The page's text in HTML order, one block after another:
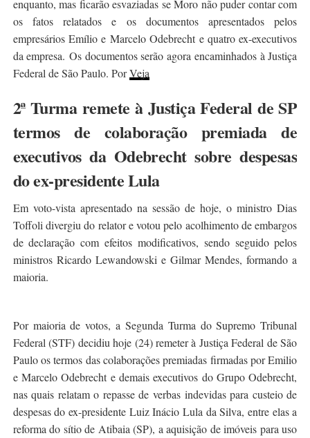
enquanto, mas ficarão esvaziadas se Moro não puder contar com
os fatos relatados e os documentos apresentados pelos
empresários Emílio e Marcelo Odebrecht e quatro ex-executivos
da empresa. Os documentos serão agora encaminhados à Justiça
Federal de São Paulo. PorVeja
2ª Turma remete à Justiça Federal de SP
termos de colaboração premiada de
executivos da Odebrecht sobre despesas
do ex-presidente Lula
Em voto-vista apresentado na sessão de hoje, o ministro Dias
Toffoli divergiu do relator e votou pelo acolhimento de embargos
de declaração com efeitos modificativos, sendo seguido pelos
ministros Ricardo Lewandowski e Gilmar Mendes, formando a
maioria.
Por maioria de votos, a Segunda Turma do Supremo Tribunal
Federal (STF) decidiu hoje (24) remeter à Justiça Federal de São
Paulo os termos das colaborações premiadas firmadas por Emilio
e Marcelo Odebrecht e demais executivos do Grupo Odebrecht,
nas quais relatam o repasse de verbas indevidas para custeio de
despesas do ex-presidente Luiz Inácio Lula da Silva, entre elas a
reforma do sítio de Atibaia (SP), a aquisição de imóveis para uso